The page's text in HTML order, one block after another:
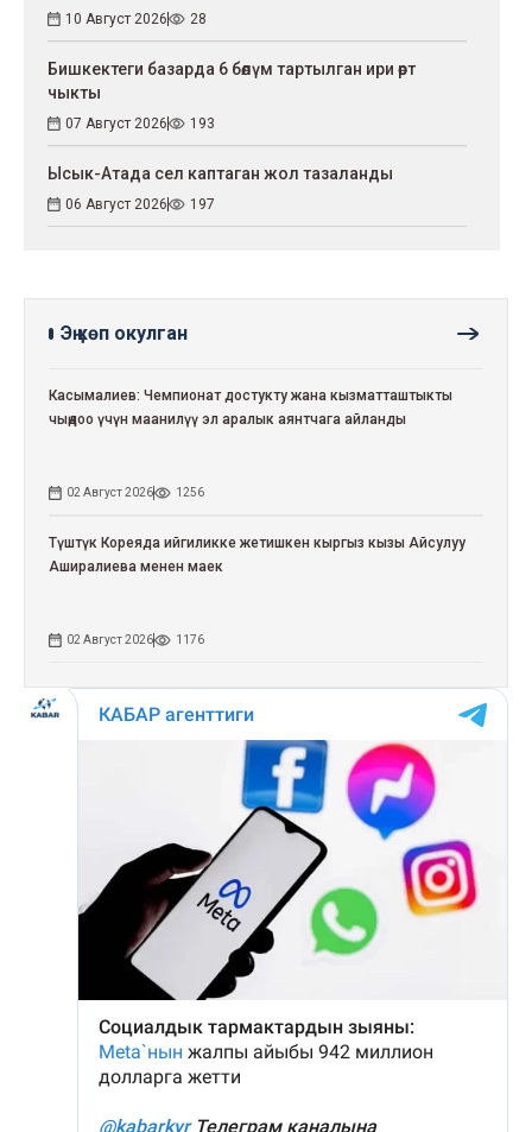
10 Август 2026 28
Бишкектеги базарда 6 бөлүм тартылган ири өрт
чыкты
07 Август 2026 193
Ысык-Атада сел каптаган жол тазаланды
06 Август 2026 197
Эң көп окулган
Касымалиев: Чемпионат достукту жана кызматташтыкты
чыңдоо үчүн маанилүү эл аралык аянтчага айланды
02 Август 2026 1256
Түштүк Кореяда ийгиликке жетишкен кыргыз кызы Айсулуу
Аширалиева менен маек
02 Август 2026 1176